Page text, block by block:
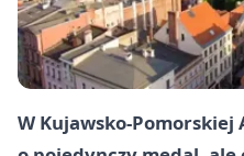
W Kujawsko-Pomorskiej